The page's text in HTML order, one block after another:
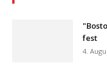
fest
4.